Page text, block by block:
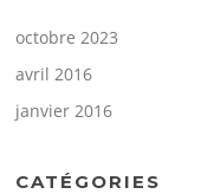
octobre 2023
avril 2016
janvier 2016
CATÉGORIES